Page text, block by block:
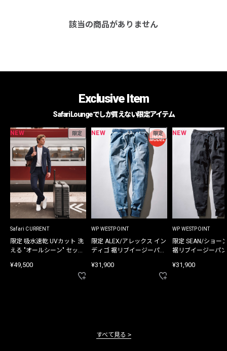
該当の商品がありません
Exclusive Item
Safari Loungeでしか買えない限定アイテム
NEW 限定
Safari CURRENT
限定 吸水速乾 UVカット 洗
える "オールシーン" セット
¥49,500
NEW 限定
WP WESTPOINT
限定 ALEX/アレックス イン
ディゴ 裾リブイージーパン
¥31,900
NEW
WP WESTPOINT
限定 SEAN/ショー
裾リブイージーパ
¥31,900
すべて見る